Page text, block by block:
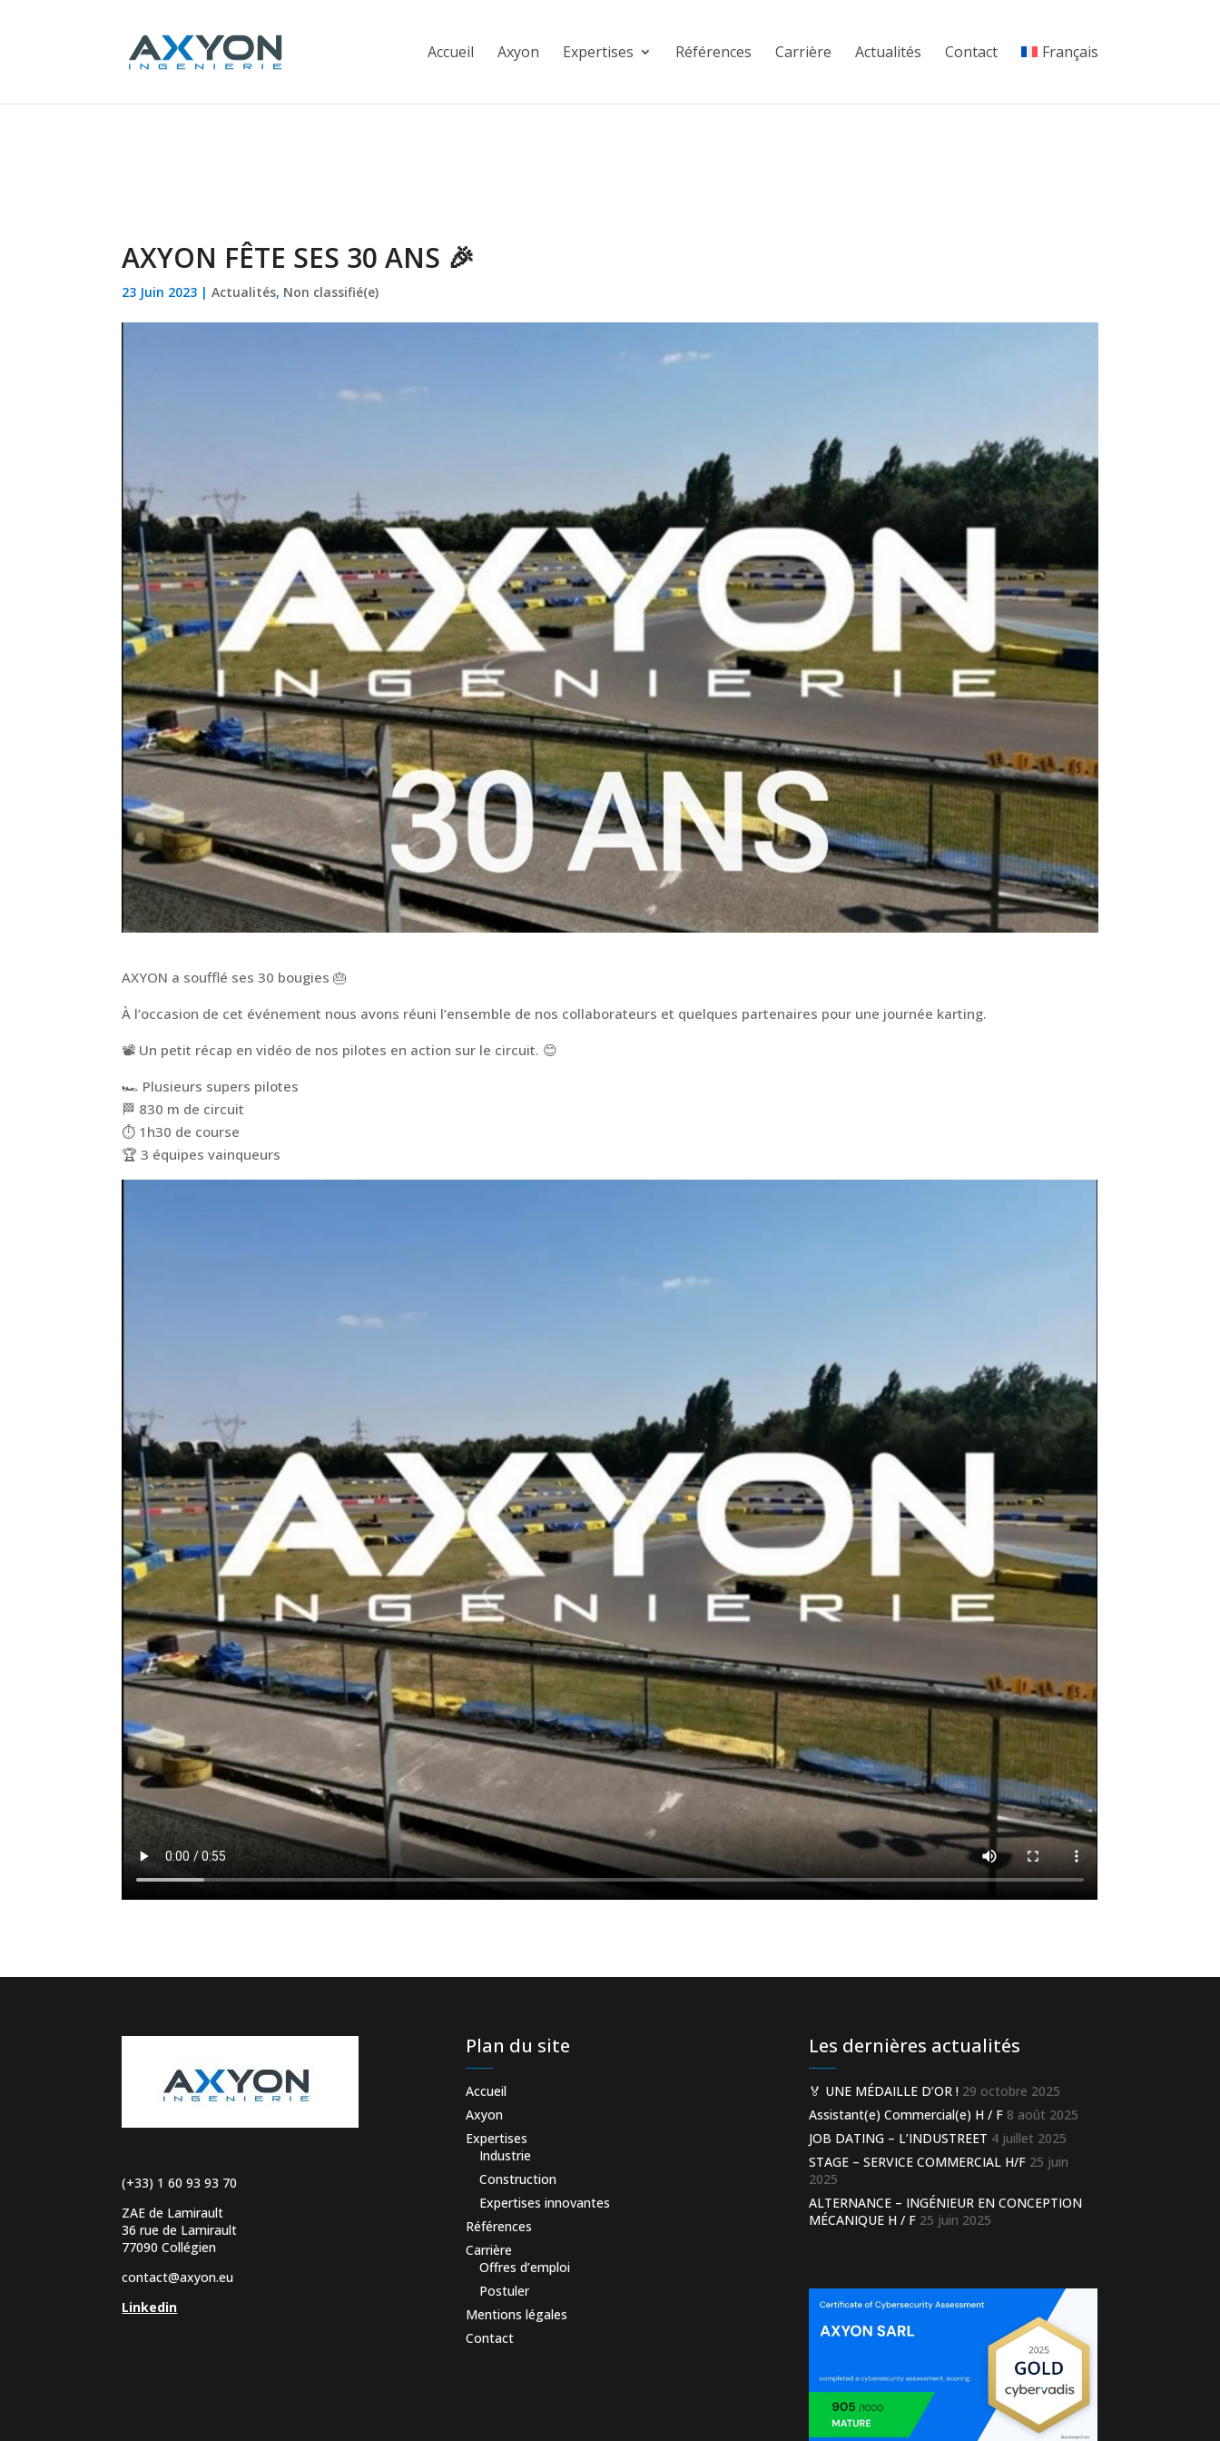
Accueil Axyon Expertises Références Carrière Actualités Contact Français
AXYON FÊTE SES 30 ANS 🎉
23 Juin 2023 |Actualités, Non classifié(e)
AXYON a soufflé ses 30 bougies 🎂
À l’occasion de cet événement nous avons réuni l’ensemble de nos collaborateurs et quelques partenaires pour une journée karting.
📽 Un petit récap en vidéo de nos pilotes en action sur le circuit. 😊
🏎 Plusieurs supers pilotes
🏁 830 m de circuit
⏱ 1h30 de course
🏆 3 équipes vainqueurs
(+33) 1 60 93 93 70
ZAE de Lamirault
36 rue de Lamirault
77090 Collégien
contact@axyon.eu
Linkedin
Plan du site
Accueil
Axyon
Expertises
Industrie
Construction
Expertises innovantes
Références
Carrière
Offres d’emploi
Postuler
Mentions légales
Contact
Les dernières actualités
🏅 UNE MÉDAILLE D’OR ! 29 octobre 2025
Assistant(e) Commercial(e) H / F 8 août 2025
JOB DATING – L’INDUSTREET 4 juillet 2025
STAGE – SERVICE COMMERCIAL H/F 25 juin
2025
ALTERNANCE – INGÉNIEUR EN CONCEPTION
MÉCANIQUE H / F 25 juin 2025